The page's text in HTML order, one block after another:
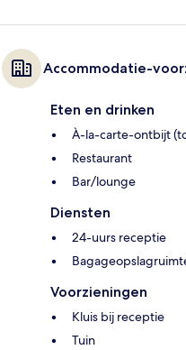
Accommodatie-
Eten en drinken
À-la-carte-ontbijt
Restaurant
Bar/lounge
Diensten
24-uurs receptie
Voorzieningen
Kluis bij receptie
Tuin